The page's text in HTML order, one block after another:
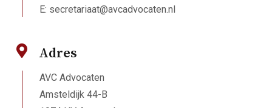
E: secretariaat@avcadvocaten.nl
Adres
AVC Advocaten
Amsteldijk 44-B